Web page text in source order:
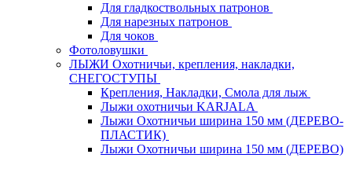
Для гладкоствольных патронов
Для нарезных патронов
Для чоков
Фотоловушки
ЛЫЖИ Охотничьи, крепления, накладки,
СНЕГОСТУПЫ
Крепления, Накладки, Смола для лыж
Лыжи охотничьи KARJALA
Лыжи Охотничьи ширина 150 мм (ДЕРЕВО-
ПЛАСТИК)
Лыжи Охотничьи ширина 150 мм (ДЕРЕВО)